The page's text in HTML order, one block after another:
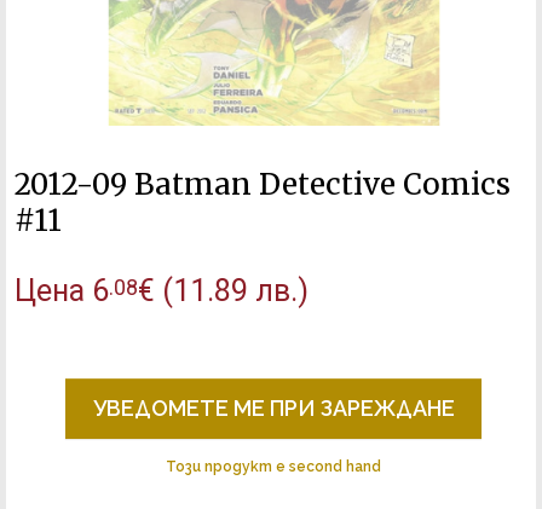
2012-09 Batman Detective Comics
#11
Цена 6.08€ (11.89 лв.)
УВЕДОМЕТЕ МЕ ПРИ ЗАРЕЖДАНЕ
Този продукт е second hand